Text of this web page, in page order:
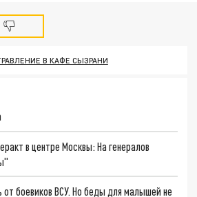
В КАФЕ СЫЗРАНИ
в центре Москвы: На генералов
боевиков ВСУ. Но беды для малышей не